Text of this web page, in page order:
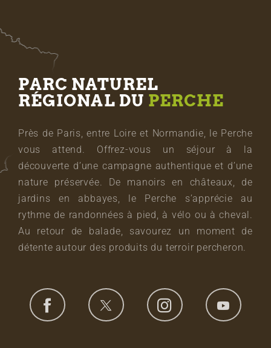
PARC NATUREL
RÉGIONAL DU PERCHE
Près de Paris, entre Loire et Normandie, le Perche
vous attend. Offrez-vous un séjour à la
découverte d’une campagne authentique et d’une
nature préservée. De manoirs en châteaux, de
jardins en abbayes, le Perche s’apprécie au
rythme de randonnées à pied, à vélo ou à cheval.
Au retour de balade, savourez un moment de
détente autour des produits du terroir percheron.